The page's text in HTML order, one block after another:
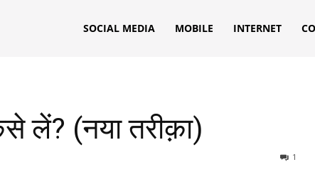
SOCIAL MEDIA MOBILE INTERNET
लें? (नया तरीक़ा)
1